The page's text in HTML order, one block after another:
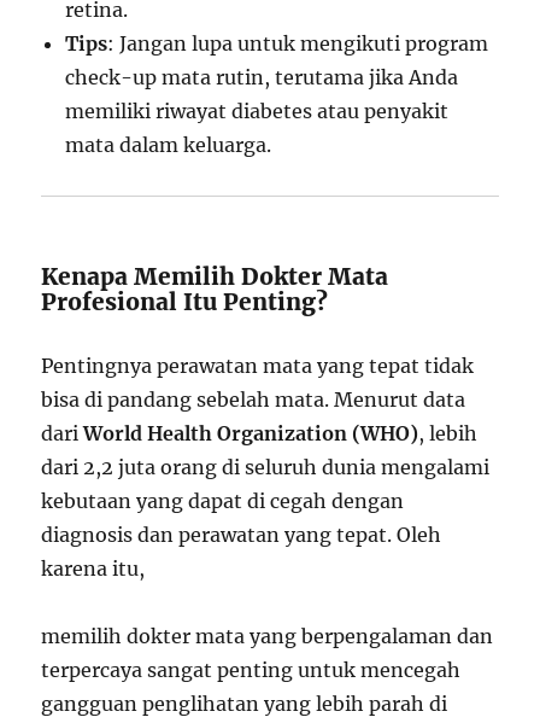
retina.
Tips: Jangan lupa untuk mengikuti program
check-up mata rutin, terutama jika Anda
memiliki riwayat diabetes atau penyakit
mata dalam keluarga.
Kenapa Memilih Dokter Mata
Profesional Itu Penting?
Pentingnya perawatan mata yang tepat tidak
bisa di pandang sebelah mata. Menurut data
dariWorld Health Organization (WHO), lebih
dari 2,2 juta orang di seluruh dunia mengalami
kebutaan yang dapat di cegah dengan
diagnosis dan perawatan yang tepat. Oleh
karena itu,
memilih dokter mata yang berpengalaman dan
terpercaya sangat penting untuk mencegah
gangguan penglihatan yang lebih parah di